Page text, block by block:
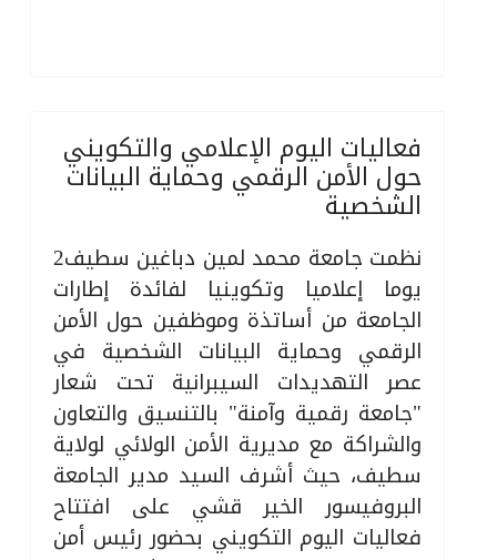
فعاليات اليوم الإعلامي والتكويني
حول الأمن الرقمي وحماية البيانات
الشخصية
نظمت جامعة محمد لمين دباغين سطيف2
يوما إعلاميا وتكوينيا لفائدة إطارات
الجامعة من أساتذة وموظفين حول الأمن
الرقمي وحماية البيانات الشخصية في
عصر التهديدات السيبرانية تحت شعار
"جامعة رقمية وآمنة" بالتنسيق والتعاون
والشراكة مع مديرية الأمن الولائي لولاية
سطيف، حيث أشرف السيد مدير الجامعة
البروفيسور الخير قشي على افتتاح
فعاليات اليوم التكويني بحضور رئيس أمن